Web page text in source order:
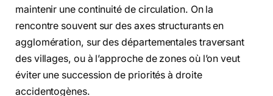
maintenir une continuité de circulation. On la
rencontre souvent sur des axes structurants en
agglomération, sur des départementales traversant
des villages, ou à l’approche de zones où l’on veut
éviter une succession de priorités à droite
accidentogènes.